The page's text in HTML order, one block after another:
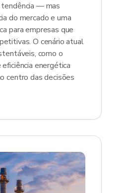
tendência — mas
do mercado e uma
para empresas que
O cenário atual
como o
energética
centro das decisões